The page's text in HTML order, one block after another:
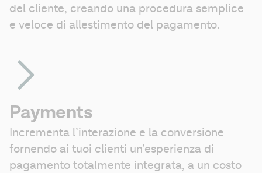
del cliente, creando una procedura semplice
e veloce di allestimento del pagamento.
Payments
Incrementa l’interazione e la conversione
fornendo ai tuoi clienti un’esperienza di
pagamento totalmente integrata, a un costo